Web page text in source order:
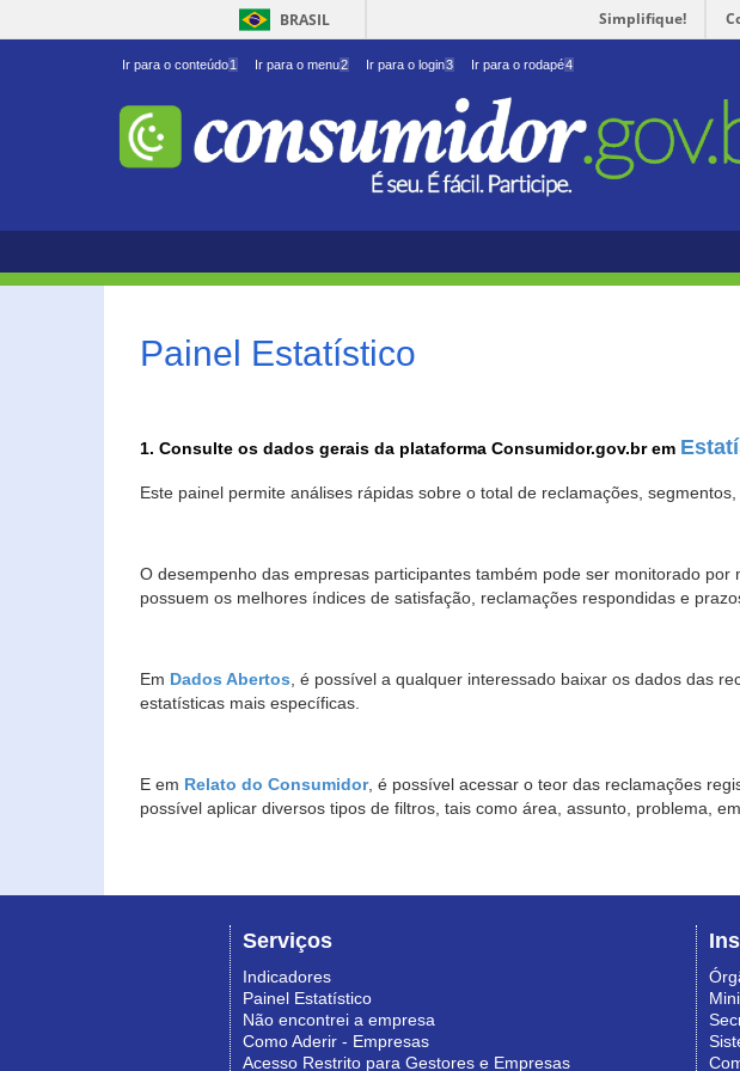
BRASIL Simplifique!
Ir para o conteúdo1 Ir para o menu2 Ir para o login3 Ir para o rodapé4
Painel Estatístico
1. Consulte os dados gerais da plataforma Consumidor.gov.br em
Este painel permite análises rápidas sobre o total de reclamações,
O desempenho das empresas participantes também pode ser monitorado por
possuem os melhores índices de satisfação, reclamações respondidas e
Em Dados Abertos, é possível a qualquer interessado baixar os dados das
estatísticas mais específicas.
E em Relato do Consumidor, é possível acessar o teor das reclamações
possível aplicar diversos tipos de filtros, tais como área, assunto, problema,
Serviços
Indicadores
Painel Estatístico
Não encontrei a empresa
Como Aderir - Empresas
Acesso Restrito para Gestores e Empresas